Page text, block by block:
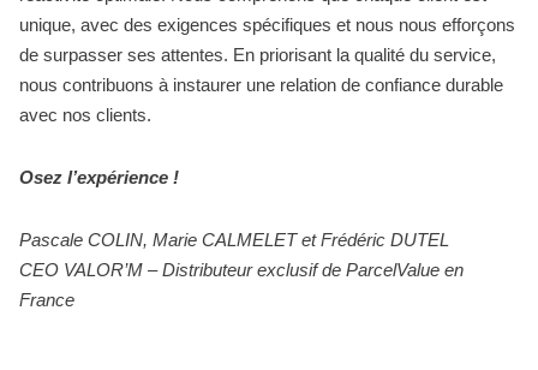
unique, avec des exigences spécifiques et nous nous efforçons
de surpasser ses attentes. En priorisant la qualité du service,
nous contribuons à instaurer une relation de confiance durable
avec nos clients.
Osez l’expérience !
Pascale COLIN, Marie CALMELET et Frédéric DUTEL
CEO VALOR’M – Distributeur exclusif de ParcelValue en
France